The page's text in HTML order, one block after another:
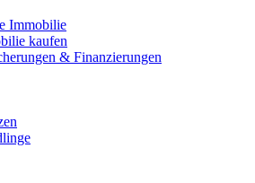
Immobilie
kaufen
& Finanzierungen